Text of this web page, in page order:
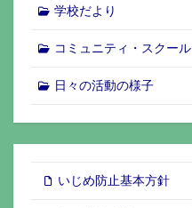
学校だより
コミュニティ・スクール
日々の活動の様子
いじめ防止基本方針